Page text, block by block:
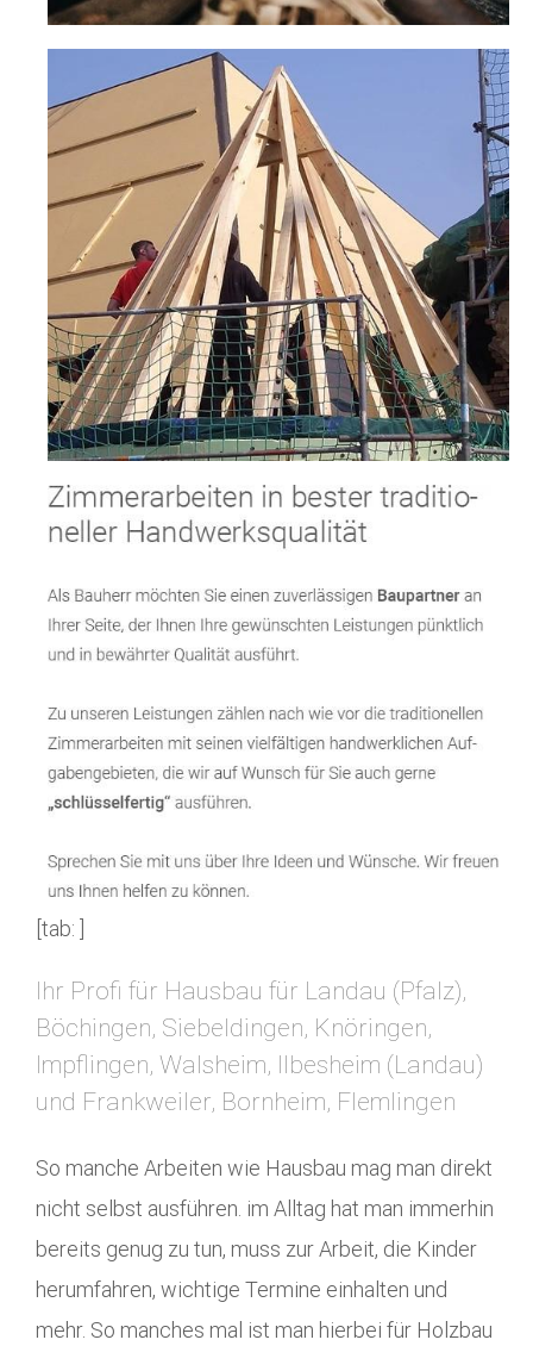
[tab: ]
Ihr Profi für Hausbau für Landau (Pfalz),
Böchingen, Siebeldingen, Knöringen,
Impflingen, Walsheim, Ilbesheim (Landau)
und Frankweiler, Bornheim, Flemlingen
So manche Arbeiten wie Hausbau mag man direkt
nicht selbst ausführen. im Alltag hat man immerhin
bereits genug zu tun, muss zur Arbeit, die Kinder
herumfahren, wichtige Termine einhalten und
mehr. So manches mal ist man hierbei für Holzbau